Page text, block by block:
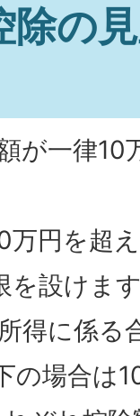
除の
が一律10
万円を超
を設けま
得に係る
の場合は